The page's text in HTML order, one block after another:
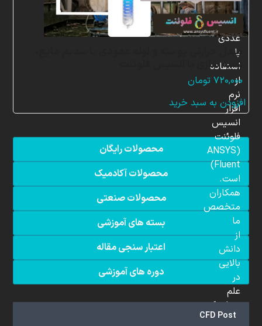
مبدل حرارتی پوسته و لوله عمودی با سدیم مایع،
شبیه سازی با انسیس فلوئنت
۷۲۰,۰۰۰ تومان
افزودن به سبد خرید
محصولات رایگان
محصولات آکادمیک
محصولات صنعتی
بسته های آموزشی
اعتبار سنجی مقاله
دوره های آموزشی
CFD Post
شبیه
سازی
عددی
با
استفاده
از
نرم
افزار
انسیس
فلوئنت
(ANSYS
Fluent)
است.
همکاران
متخصص
ما
از
دانش
بالایی
در
علم
دینامیک
سیالات